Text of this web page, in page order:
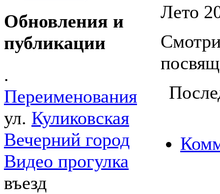
Обновления и
публикации
.
Переименования
ул. Куликовская
Вечерний город
Видео прогулка
въезд
Лето